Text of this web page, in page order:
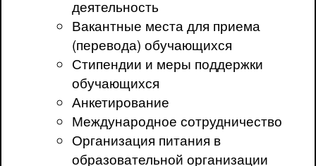
деятельность
Вакантные места для приема
(перевода) обучающихся
Стипендии и меры поддержки
обучающихся
Анкетирование
Международное сотрудничество
Организация питания в
образовательной организации